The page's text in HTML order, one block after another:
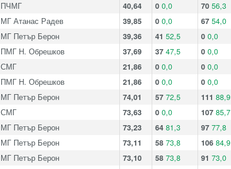
ПЧМГ 40,64 0 0,0 70 56,3
МГ Атанас Радев 39,85 0 0,0 67 54,0
МГ Петър Берон 39,36 41 52,5 0 0,0
ПМГ Н. Обрешков 37,69 37 47,5 0 0,0
СМГ 21,86 0 0,0 0 0,0
ПМГ Н. Обрешков 21,86 0 0,0 0 0,0
МГ Петър Берон 74,01 57 72,5 111 88,9
СМГ 73,63 0 0,0 107 85,7
МГ Петър Берон 73,23 64 81,3 97 77,8
МГ Петър Берон 73,11 58 73,8 106 84,9
МГ Петър Берон 73,10 58 73,8 91 73,0